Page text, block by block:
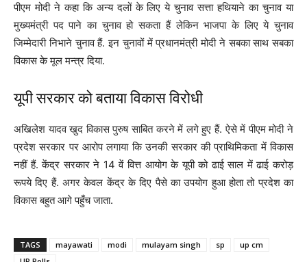
पीएम मोदी ने कहा कि अन्य दलों के लिए ये चुनाव सत्ता हथियाने का चुनाव या
मुख्यमंत्री पद पाने का चुनाव हो सकता हैं लेकिन भाजपा के लिए ये चुनाव
जिम्मेदारी निभाने चुनाव हैं. इन चुनावों में प्रधानमंत्री मोदी ने सबका साथ सबका
विकास के मूल मन्त्र दिया.
यूपी सरकार को बताया विकास विरोधी
अखिलेश यादव खुद विकास पुरुष साबित करने में लगे हुए हैं. ऐसे में पीएम मोदी ने
प्रदेश सरकार पर आरोप लगाया कि उनकी सरकार की प्राथिमिकता में विकास
नहीं हैं. केंद्र सरकार ने 14 वें वित्त आयोग के यूपी को ढाई साल में ढाई करोड़
रूपये दिए हैं. अगर केवल केंद्र के दिए पैसे का उपयोग हुआ होता तो प्रदेश का
विकास बहुत आगे पहुँच जाता.
TAGS mayawati modi mulayam singh sp
up cm